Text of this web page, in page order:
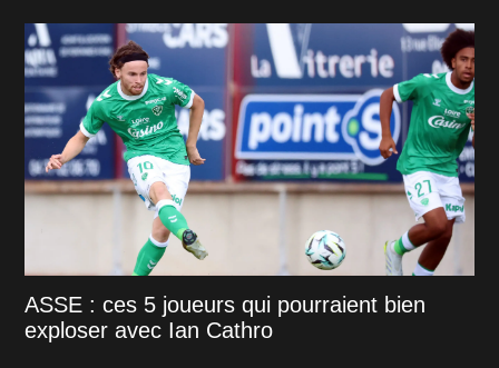
ASSE : ces 5 joueurs qui pourraient bien
exploser avec Ian Cathro